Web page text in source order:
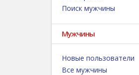
Поиск мужчины
Мужчины
Новые пользователи
Все мужчины